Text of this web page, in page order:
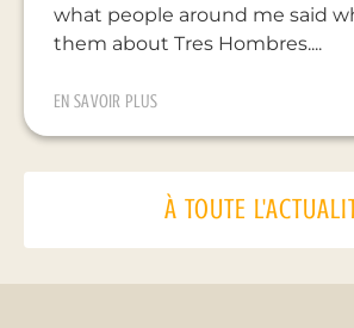
what people around me said
them about Tres Hombres....
EN SAVOIR PLUS
À TOUTE